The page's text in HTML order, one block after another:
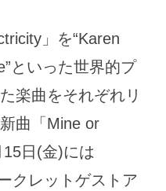
」を“Karen
といった世界的プ
楽曲をそれぞれリ
曲「Mine or
日(金)には
クレットゲストア